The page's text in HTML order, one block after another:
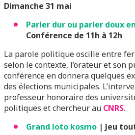
Dimanche 31 mai
Parler dur ou parler doux
Conférence de 11h à 12h
La parole politique oscille entre
selon le contexte, l’orateur et son
conférence en donnera quelques
des élections municipales.
professeur honoraire des
politiques et chercheur au CNRS.
Grand loto kosmo | Jeu